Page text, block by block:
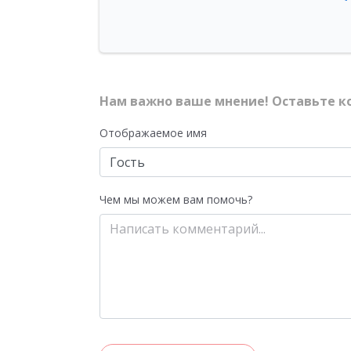
Нам важно ваше мнение! Оставьте
Отображаемое имя
Чем мы можем вам помочь?